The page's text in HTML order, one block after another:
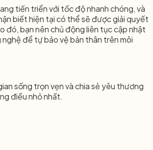
tiến triển với tốc độ nhanh chóng, và
biết hiện tại có thể sẽ được giải quyết
đó, bạn nên chủ động liên tục cập nhật
để tự bảo vệ bản thân trên môi
sống trọn vẹn và chia sẻ yêu thương
điều nhỏ nhất.